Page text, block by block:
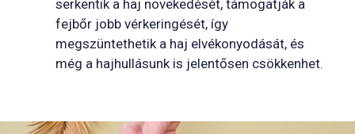
serkentik a haj növekedését, támogatják a
fejbőr jobb vérkeringését, így
megszüntethetik a haj elvékonyodását, és
még a hajhullásunk is jelentősen csökkenhet.